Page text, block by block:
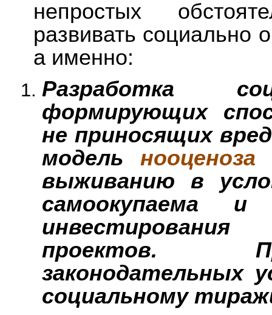
непростых
развивать социально
а именно:
Разработка
формирующих
не приносящих
модель нооценоза
выживанию в
самоокупаема
проектов.
законодательных
социальному